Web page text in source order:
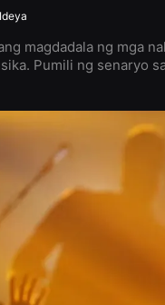
magdadala ng mga
Pumili ng senaryo